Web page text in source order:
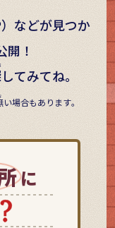
などが見つか
開！
してみてね。
い場合もあります。
に